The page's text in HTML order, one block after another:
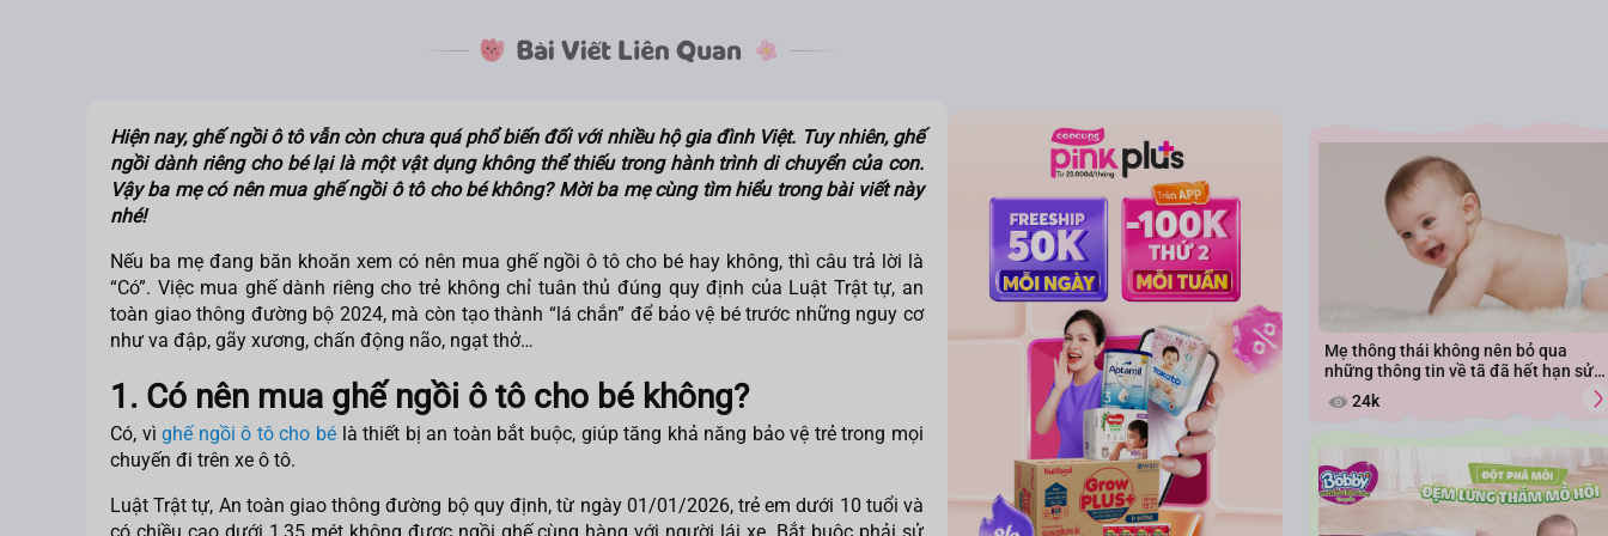
Hiện nay, ghế ngồi ô tô vẫn còn chưa quá phổ biến đối với nhiều hộ gia đình Việt. Tuy nhiên, ghế
ngồi dành riêng cho bé lại là một vật dụng không thể thiếu trong hành trình di chuyển của con.
Vậy ba mẹcó nên mua ghế ngồi ô tô cho békhông? Mời ba mẹ cùng tìm hiểu trong bài viết này
nhé!
Nếu ba mẹ đang băn khoăn xem có nên mua ghế ngồi ô tô cho bé hay không, thì câu trả lời là
“Có”. Việc mua ghế dành riêng cho trẻ không chỉ tuân thủ đúng quy định của Luật Trật tự, an
toàn giao thông đường bộ 2024, mà còn tạo thành “lá chắn” để bảo vệ bé trước những nguy cơ
như va đập, gãy xương, chấn động não, ngạt thở…
1. Có nên mua ghế ngồi ô tô cho bé không?
Có, vìghế ngồi ô tô cho bé là thiết bị an toàn bắt buộc, giúp tăng khả năng bảo vệ trẻ trong mọi
chuyến đi trên xe ô tô.
Luật Trật tự, An toàn giao thông đường bộ quy định, từ ngày 01/01/2026, trẻ em dưới 10 tuổi và
Mẹ thông thái không nên bỏ qua
những thông tin về tã đã hết hạn sử
dụng24k